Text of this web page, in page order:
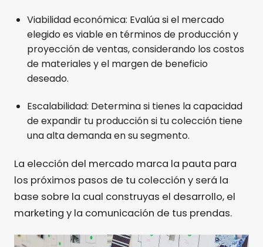
Viabilidad económica: Evalúa si el mercado
elegido es viable en términos de producción y
proyección de ventas, considerando los costos
de materiales y el margen de beneficio
deseado.
Escalabilidad: Determina si tienes la capacidad
de expandir tu producción si tu colección tiene
una alta demanda en su segmento.
La elección del mercado marca la pauta para
los próximos pasos de tu colección y será la
base sobre la cual construyas el desarrollo, el
marketing y la comunicación de tus prendas.